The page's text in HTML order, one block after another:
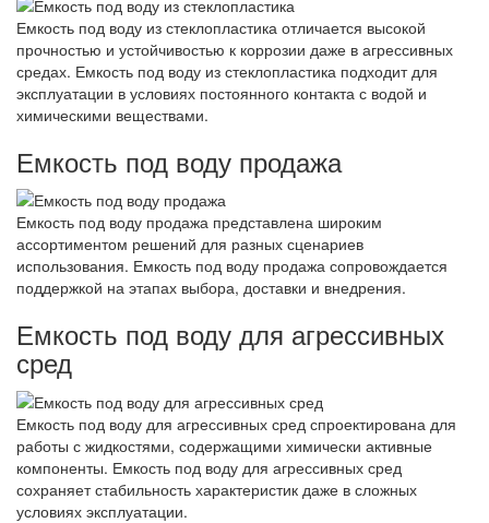
Емкость под воду из стеклопластика отличается высокой
прочностью и устойчивостью к коррозии даже в агрессивных
средах. Емкость под воду из стеклопластика подходит для
эксплуатации в условиях постоянного контакта с водой и
химическими веществами.
Емкость под воду продажа
Емкость под воду продажа представлена широким
ассортиментом решений для разных сценариев
использования. Емкость под воду продажа сопровождается
поддержкой на этапах выбора, доставки и внедрения.
Емкость под воду для агрессивных
сред
Емкость под воду для агрессивных сред спроектирована для
работы с жидкостями, содержащими химически активные
компоненты. Емкость под воду для агрессивных сред
сохраняет стабильность характеристик даже в сложных
условиях эксплуатации.